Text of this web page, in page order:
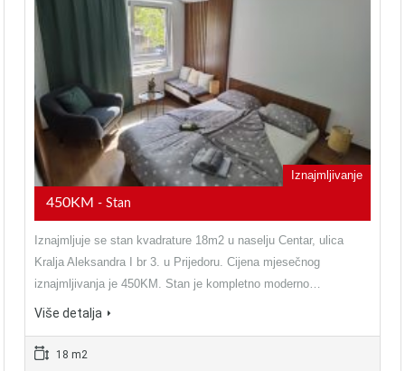
Iznajmljivanje
450KM - Stan
Iznajmljuje se stan kvadrature 18m2 u naselju Centar, ulica
Kralja Aleksandra I br 3. u Prijedoru. Cijena mjesečnog
iznajmljivanja je 450KM. Stan je kompletno moderno…
Više detalja
18 m2